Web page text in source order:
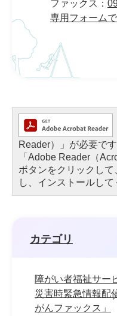
ファックス：
専用フォーム
Reader）」が必要で
「Adobe Reader（
ボタンをクリックし
し、インストールして
カテゴリ
障がい者福祉サー
災害時緊急情報配
がんファックス」